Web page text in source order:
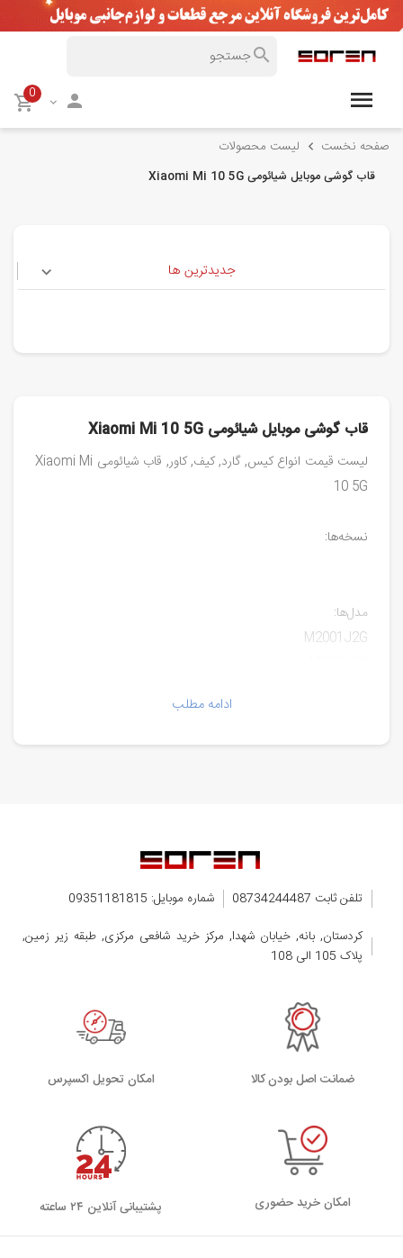
0
صفحه نخست لیست محصولات
قاب گوشی موبایل شیائومی Xiaomi Mi 10 5G
جدیدترین ها
قاب گوشی موبایل شیائومی Xiaomi Mi 10 5G
لیست قیمت انواع کیس, گارد, کیف, کاور, قاب شیائومی Xiaomi Mi
10 5G
نسخه‌ها:
مدل‌ها:
M2001J2G
ادامه مطلب
تلفن ثابت 08734244487
شماره موبایل: 09351181815
کردستان, بانه, خیابان شهدا, مرکز خرید شافعی مرکزی, طبقه زیر زمین,
پلاک 105 الی 108
ضمانت اصل بودن کالا اﻣﮑﺎن ﺗﺤﻮﯾﻞ اﮐﺴﭙﺮس
امکان خرید حضوری پشتیبانی آنلاین ۲۴ ساعته